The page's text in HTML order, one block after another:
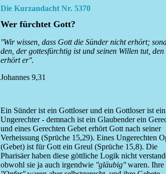
Die Kurzandacht Nr. 5370
Wer fürchtet Gott?
''Wir wissen, dass Gott die Sünder nicht erhört;
den, der gottesfürchtig ist und seinen Willen tut, den
erhört er''.
Johannes 9,31
Ein Sünder ist ein Gottloser und ein Gottloser ist ein
Ungerechter - demnach ist ein Glaubender ein
und eines Gerechten Gebet erhört Gott nach seiner
Verheissung (Sprüche 15,29). Eines Ungerechten
(Gebet) ist für Gott ein Greul (Sprüche 15,8). Die
Pharisäer haben diese göttliche Logik nicht
obwohl sie ja auch irgendwie ''gläubig''waren. Ihre